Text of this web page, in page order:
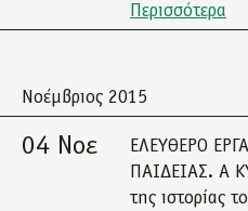
Περισσότερα
Νοέμβριος 2015
04 Νοε
ΕΛΕΥΘΕΡΟ
ΠΑΙΔΕΙΑΣ. Α
της ιστορίας